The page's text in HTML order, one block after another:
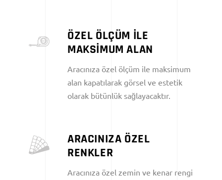
ÖZEL ÖLÇÜM İLE
MAKSİMUM ALAN
Aracınıza özel ölçüm ile maksimum
alan kapatılarak görsel ve estetik
olarak bütünlük sağlayacaktır.
ARACINIZA ÖZEL
RENKLER
Aracınıza özel zemin ve kenar rengi